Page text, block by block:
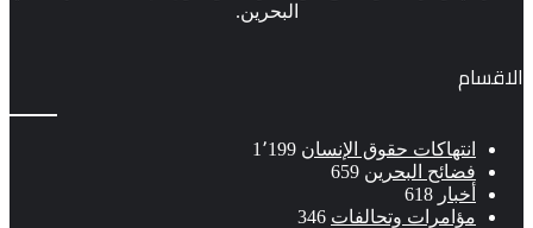
البحرين.
الاقسام
انتهاكات حقوق الإنسان 1٬199
فضائح البحرين 659
أخبار 618
مؤامرات وتحالفات 346